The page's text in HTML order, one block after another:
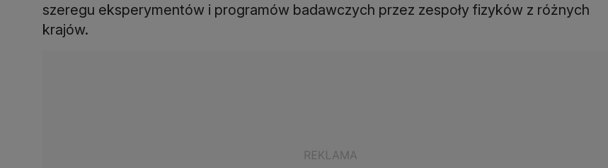
szeregu eksperymentów i programów badawczych przez zespoły fizyków z różnych
krajów.